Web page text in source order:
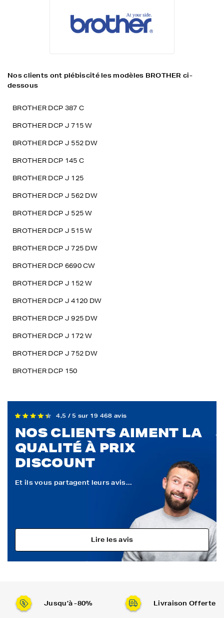
Nos clients ont plébiscité les modèles BROTHER ci-
dessous
BROTHER DCP 387 C
BROTHER DCP J 715 W
BROTHER DCP J 552 DW
BROTHER DCP 145 C
BROTHER DCP J 125
BROTHER DCP J 562 DW
BROTHER DCP J 525 W
BROTHER DCP J 515 W
BROTHER DCP J 725 DW
BROTHER DCP 6690 CW
BROTHER DCP J 152 W
BROTHER DCP J 4120 DW
BROTHER DCP J 925 DW
BROTHER DCP J 172 W
BROTHER DCP J 752 DW
BROTHER DCP 150
4,5 / 5 sur 19 468 avis
NOS CLIENTS AIMENT LA
QUALITÉ À PRIX
DISCOUNT
Et ils vous partagent leurs avis...
Lire les avis
Jusqu’à -80% Livraison Offerte